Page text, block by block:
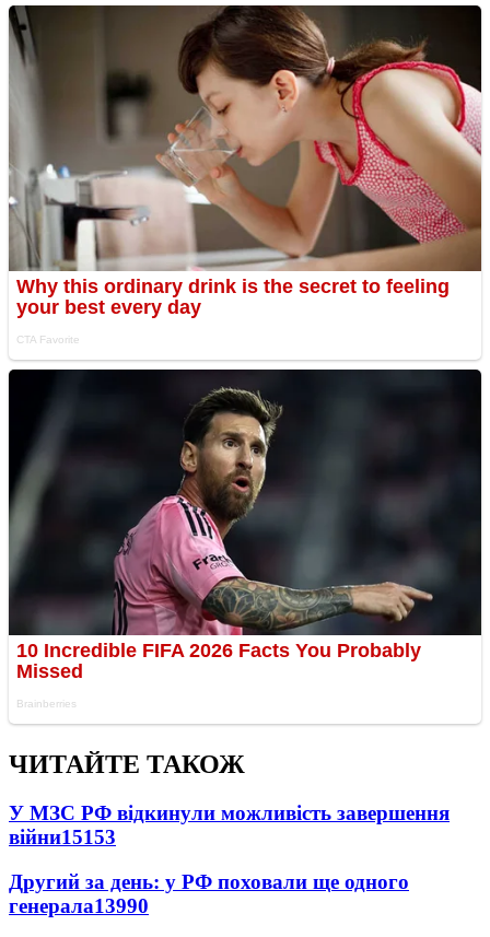
ЧИТАЙТЕ ТАКОЖ
У МЗС РФ відкинули можливість завершення
війни15153
Другий за день: у РФ поховали ще одного
генерала13990